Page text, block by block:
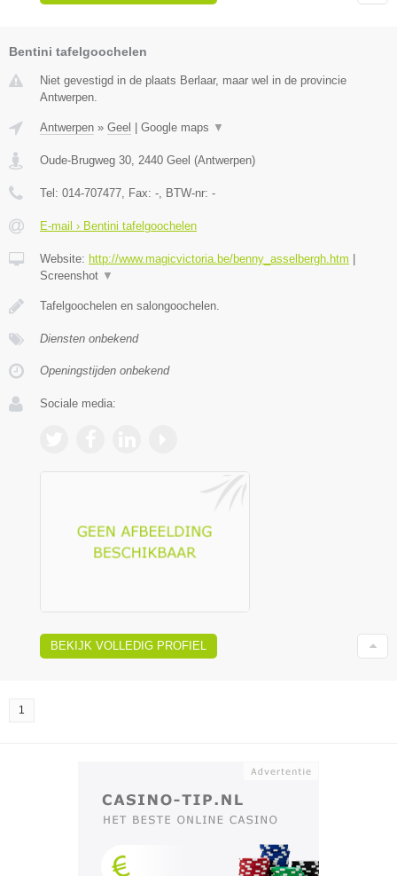
Bentini tafelgoochelen
Niet gevestigd in de plaats Berlaar, maar wel in de provincie
Antwerpen.
Antwerpen » Geel Google maps ▼
Oude-Brugweg 30, 2440 Geel (Antwerpen)
Tel: 014-707477, Fax: -, BTW-nr: -
E-mail › Bentini tafelgoochelen
Website: http://www.magicvictoria.be/benny_asselbergh.htm
Screenshot ▼
Tafelgoochelen en salongoochelen.
Diensten onbekend
Openingstijden onbekend
Sociale media:
BEKIJK VOLLEDIG PROFIEL
1